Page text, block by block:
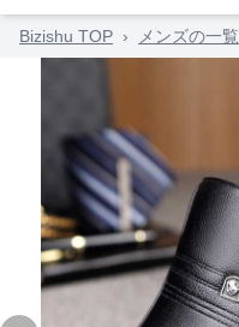
Bizishu TOP › メンズの一覧